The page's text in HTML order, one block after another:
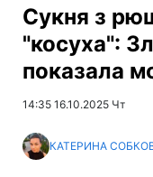
Сукня з
"косуха":
показала
14:35 16.10.2025 Чт
КАТЕРИНА